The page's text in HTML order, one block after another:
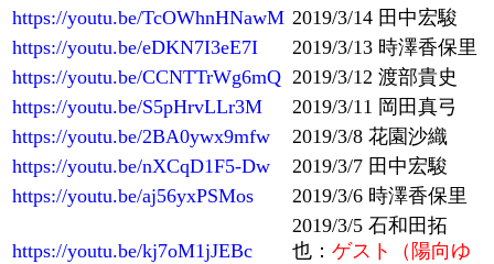
https://youtu.be/TcOWhnHNawM 2019/3/14 田中宏駿
https://youtu.be/eDKN7I3eE7I
2019/3/13 時澤香保里
https://youtu.be/CCNTTrWg6mQ 2019/3/12 渡部貴史
https://youtu.be/S5pHrvLLr3M
2019/3/11 岡田真弓
https://youtu.be/2BA0ywx9mfw
2019/3/8 花園沙織
https://youtu.be/nXCqD1F5-Dw
2019/3/7 田中宏駿
https://youtu.be/aj56yxPSMos
2019/3/6 時澤香保里
https://youtu.be/kj7oM1jJEBc
2019/3/5 石和田拓
也： ゲスト（陽向ゆ